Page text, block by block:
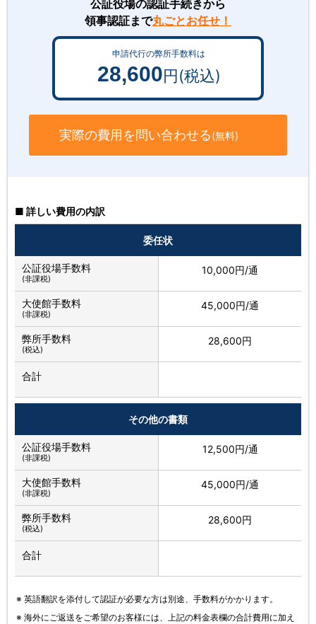
公証役場の認証手続きから
領事認証まで丸ごとお任せ！
申請代行の弊所手数料は
28,600円(税込)
実際の費用を問い合わせる(無料)
■ 詳しい費用の内訳
委任状
公証役場手数料
(非課税)
10,000円/通
大使館手数料
(非課税)
45,000円/通
弊所手数料
(税込)
28,600円
合計
その他の書類
公証役場手数料
(非課税)
12,500円/通
大使館手数料
(非課税)
45,000円/通
弊所手数料
(税込)
28,600円
合計
※ 英語翻訳を添付して認証が必要な方は別途、手数料がかかります。
※ 海外にご返送をご希望のお客様には、上記の料金表欄の合計費用に加え